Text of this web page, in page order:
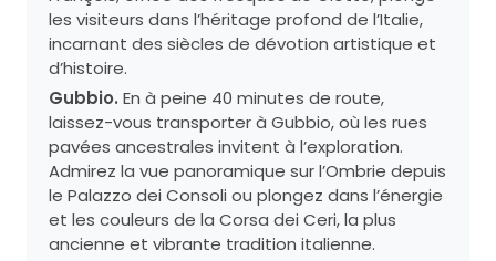
les visiteurs dans l’héritage profond de l’Italie,
incarnant des siècles de dévotion artistique et
d’histoire.
Gubbio. En à peine 40 minutes de route,
laissez-vous transporter à Gubbio, où les rues
pavées ancestrales invitent à l’exploration.
Admirez la vue panoramique sur l’Ombrie depuis
le Palazzo dei Consoli ou plongez dans l’énergie
et les couleurs de la Corsa dei Ceri, la plus
ancienne et vibrante tradition italienne.